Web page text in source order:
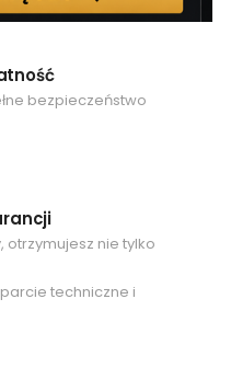
bezpieczeństwo
otrzymujesz nie tylko
techniczne i